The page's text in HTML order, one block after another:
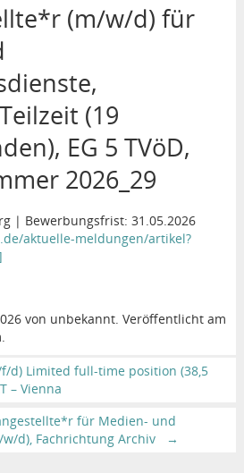
(m/w/d) für
(19
EG 5 TVöD,
2026_29
| Bewerbungsfrist: 31.05.2026
aktuelle-meldungen/artikel?
von unbekannt. Veröffentlicht am
Limited full-time position (38,5
– Vienna
für Medien- und
d), Fachrichtung Archiv
→